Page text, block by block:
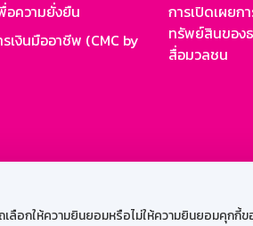
กให้ความยินยอมหรือไม่ให้ความยินยอมคุกกี้ข
อความยั่งยืน
เงินมืออาชีพ (CMC by
การเปิดเผยก
ทรัพย์สินของ
สื่อมวลชน